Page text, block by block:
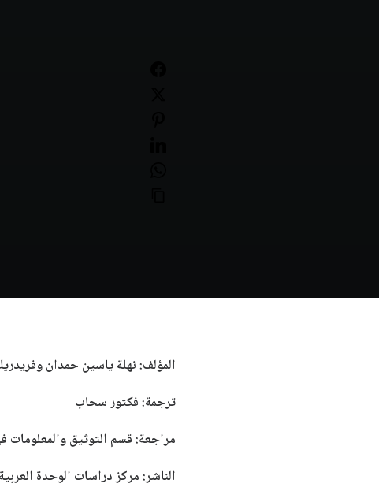
المؤلف: نهلة ياسين حمدان
ترجمة: فكتور سحاب
مراجعة: قسم التوثيق والمعلومات
الناشر: مركز دراسات الوحدة